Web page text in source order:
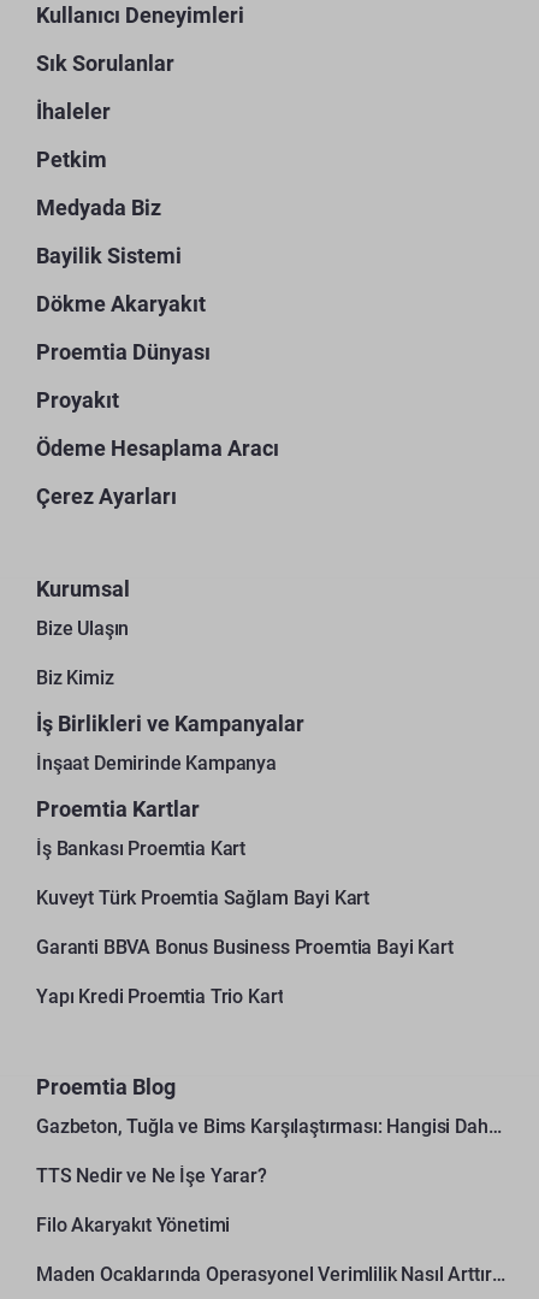
Kullanıcı Deneyimleri
Sık Sorulanlar
İhaleler
Petkim
Medyada Biz
Bayilik Sistemi
Dökme Akaryakıt
Proemtia Dünyası
Proyakıt
Ödeme Hesaplama Aracı
Çerez Ayarları
Kurumsal
Bize Ulaşın
Biz Kimiz
İş Birlikleri ve Kampanyalar
İnşaat Demirinde Kampanya
Proemtia Kartlar
İş Bankası Proemtia Kart
Kuveyt Türk Proemtia Sağlam Bayi Kart
Garanti BBVA Bonus Business Proemtia Bayi Kart
Yapı Kredi Proemtia Trio Kart
Proemtia Blog
Gazbeton, Tuğla ve Bims Karşılaştırması: Hangisi Daha Avantajlı?
TTS Nedir ve Ne İşe Yarar?
Filo Akaryakıt Yönetimi
Maden Ocaklarında Operasyonel Verimlilik Nasıl Arttırılır?